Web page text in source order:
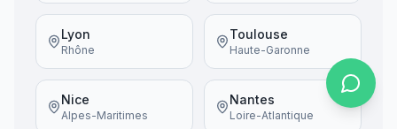
Lyon
Rhône
Toulouse
Haute-Garonne
Nice
Alpes-Maritimes
Nantes
Loire-Atlantique